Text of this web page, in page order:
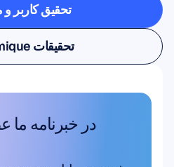
تحقیق کاربر
تحقیق کاربر
تحقیقات académique
تحقیقات académique